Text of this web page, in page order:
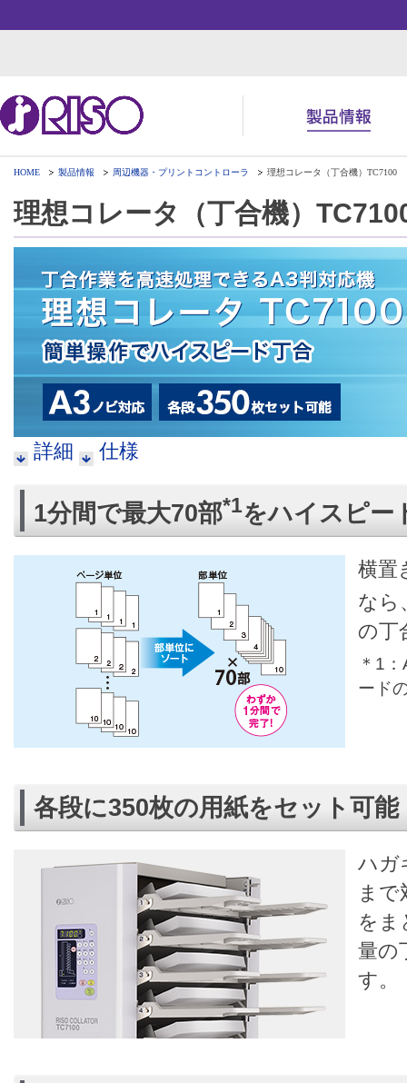
用途・事例紹介 トップ
お役立ち記事
サポート トップ
ダウンロード
知る・学ぶTOP
数字でわかる理想科学
企業情報TOP
事業拠点一覧
株主・投資家情報
HOME 製品情報 周辺機器・プリントコントローラ 理想コレータ（丁合機）TC7100
理想コレータ（丁合機）
詳細 仕様
1分間で最大70部*1をハイスピー
横置
なら
の丁
＊1
ード
各段に350枚の用紙をセット可能
ハガ
まで
をま
量の
す。